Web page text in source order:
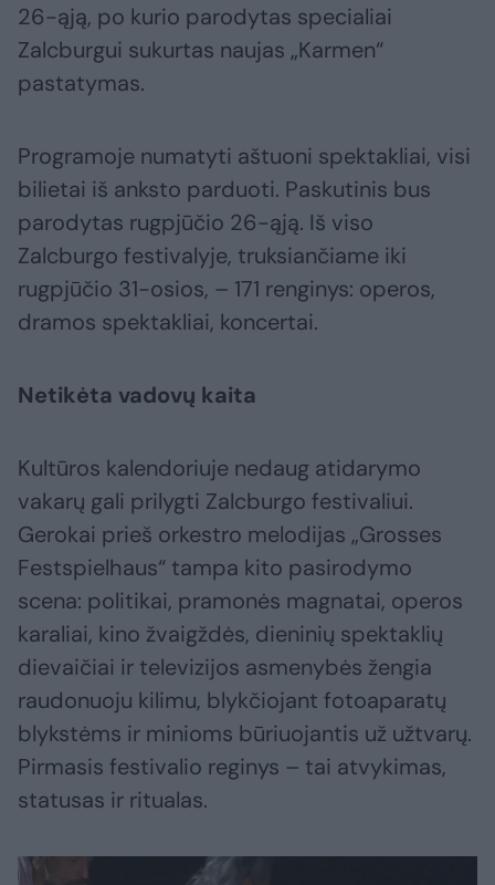
26-ąją, po kurio parodytas specialiai
Zalcburgui sukurtas naujas „Karmen“
pastatymas.
Programoje numatyti aštuoni spektakliai, visi
bilietai iš anksto parduoti. Paskutinis bus
parodytas rugpjūčio 26-ąją. Iš viso
Zalcburgo festivalyje, truksiančiame iki
rugpjūčio 31-osios, – 171 renginys: operos,
dramos spektakliai, koncertai.
Netikėta vadovų kaita
Kultūros kalendoriuje nedaug atidarymo
vakarų gali prilygti Zalcburgo festivaliui.
Gerokai prieš orkestro melodijas „Grosses
Festspielhaus“ tampa kito pasirodymo
scena: politikai, pramonės magnatai, operos
karaliai, kino žvaigždės, dieninių spektaklių
dievaičiai ir televizijos asmenybės žengia
raudonuoju kilimu, blykčiojant fotoaparatų
blykstėms ir minioms būriuojantis už užtvarų.
Pirmasis festivalio reginys – tai atvykimas,
statusas ir ritualas.